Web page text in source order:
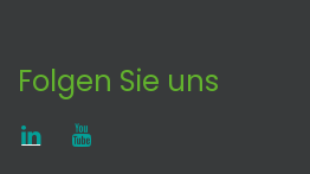
Folgen Sie uns